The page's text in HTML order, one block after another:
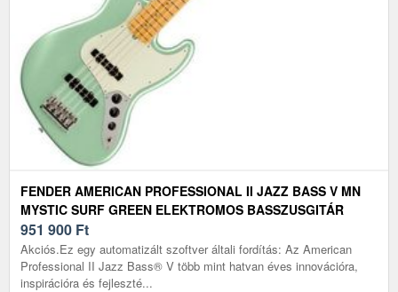
FENDER AMERICAN PROFESSIONAL II JAZZ BASS V MN
MYSTIC SURF GREEN ELEKTROMOS BASSZUSGITÁR
951 900 Ft
Akciós.Ez egy automatizált szoftver általi fordítás: Az American
Professional II Jazz Bass® V több mint hatvan éves innovációra,
inspirációra és fejleszté...